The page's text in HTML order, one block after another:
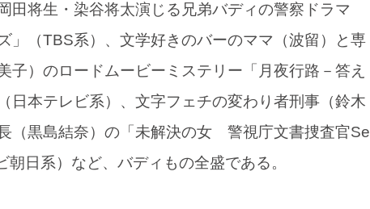
田将生・染谷将太演じる兄弟バディの警察ドラマ
」（TBS系）、文学好きのバーのママ（波留）と専
子）のロードムービーミステリー「月夜行路－答え
日本テレビ系）、文字フェチの変わり者刑事（鈴木
（黒島結奈）の「未解決の女 警視庁文書捜査官Se
朝日系）など、バディもの全盛である。